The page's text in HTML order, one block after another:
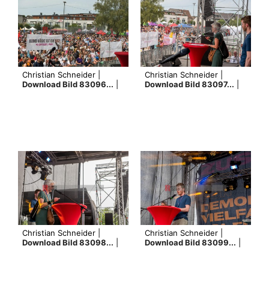
Christian Schneider |
Download Bild 83096...
Christian Schneider |
Download Bild 83097...
Christian Schneider |
Download Bild 83098...
Christian Schneider |
Download Bild 83099...